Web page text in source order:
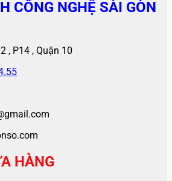
CÔNG NGHỆ SÀI GÒN
, P14 , Quận 10
HÀNG